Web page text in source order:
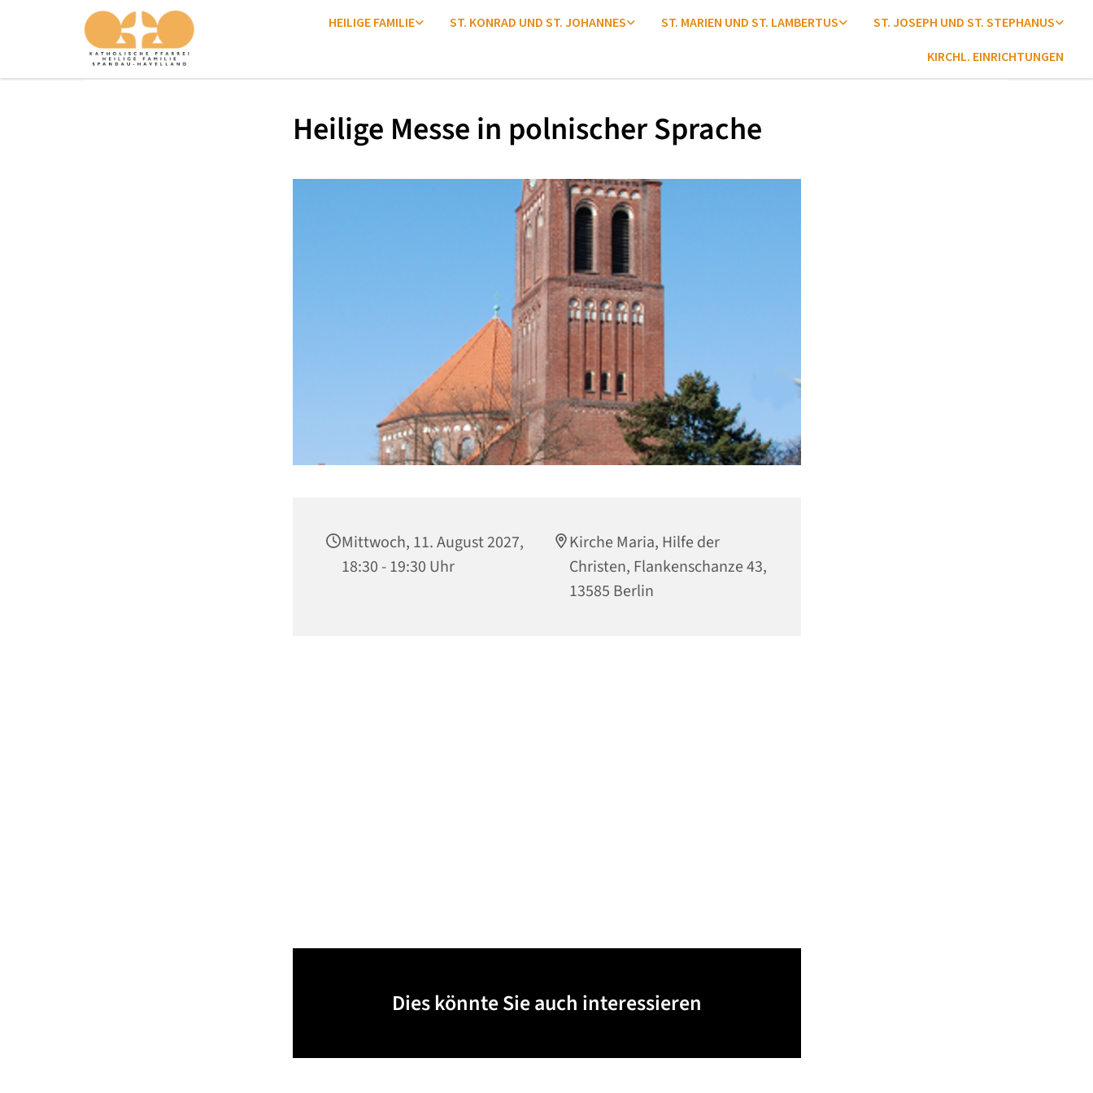
HEILIGE FAMILIE ST. KONRAD UND ST. JOHANNES ST. MARIEN UND ST. LAMBERTUS ST. JOSEPH UND ST. STEPHANUS
KIRCHL. EINRICHTUNGEN
Heilige Messe in polnischer Sprache
Mittwoch, 11. August 2027,
18:30 - 19:30 Uhr
Kirche Maria, Hilfe der
Christen, Flankenschanze 43,
13585 Berlin
Dies könnte Sie auch interessieren